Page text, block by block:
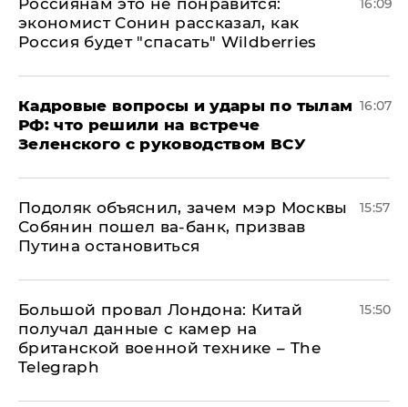
Россиянам это не понравится:
экономист Сонин рассказал, как
Россия будет "спасать" Wildberries
16:09
Кадровые вопросы и удары по тылам
РФ: что решили на встрече
Зеленского с руководством ВСУ
16:07
Подоляк объяснил, зачем мэр Москвы
Собянин пошел ва-банк, призвав
Путина остановиться
15:57
Большой провал Лондона: Китай
получал данные с камер на
британской военной технике – The
Telegraph
15:50